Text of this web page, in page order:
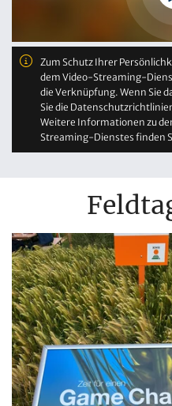
Zum Schutz Ihrer
dem Video-Streaming-
die Verknüpfung. Wenn Sie
Sie die
Weitere Informationen zu
Streaming-Dienstes finden